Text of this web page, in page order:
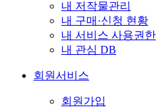
내 저작물관리
내 구매·신청 현황
내 서비스 사용권한
내 관심 DB
회원서비스
회원가입